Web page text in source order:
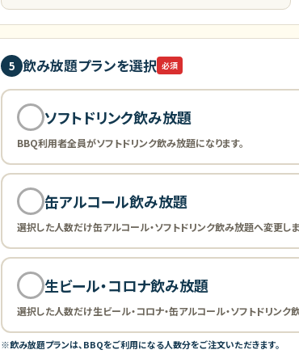
5 飲み放題プランを選択 必須
ソフトドリンク飲み放題
BBQ利用者全員がソフトドリンク飲み放題になります。
缶アルコール飲み放題
選択した人数だけ缶アルコール・ソフトドリンク飲み放題へ変更しま
生ビール・コロナ飲み放題
選択した人数だけ生ビール・コロナ・缶アルコール・ソフトドリンク
※飲み放題プランは、BBQをご利用になる人数分をご注文いただきます。